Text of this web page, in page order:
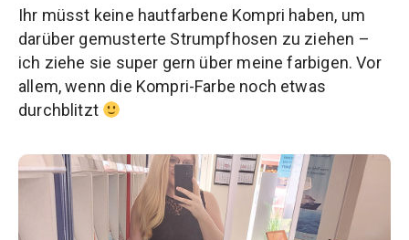
Ihr müsst keine hautfarbene Kompri haben, um
darüber gemusterte Strumpfhosen zu ziehen –
ich ziehe sie super gern über meine farbigen. Vor
allem, wenn die Kompri-Farbe noch etwas
durchblitzt